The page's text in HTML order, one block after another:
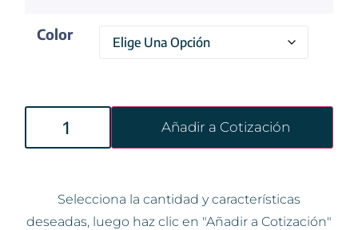
Color
Añadir a Cotización
Selecciona la cantidad y características
deseadas, luego haz clic en "Añadir a Cotización"